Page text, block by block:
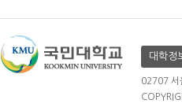
대학정
02707 서